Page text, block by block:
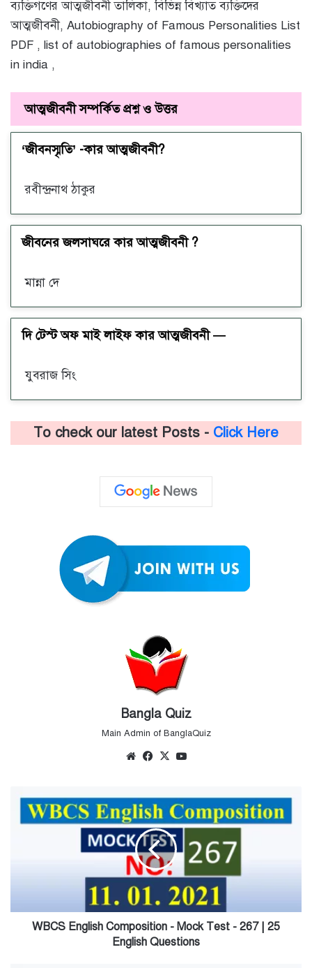
ব্যক্তিগণের আত্মজীবনী তালিকা, বিভিন্ন বিখ্যাত ব্যক্তিদের
আত্মজীবনী, Autobiography of Famous Personalities List
PDF , list of autobiographies of famous personalities
in india ,
আত্মজীবনী সম্পর্কিত প্রশ্ন ও উত্তর
‘জীবনস্মৃতি’ -কার আত্মজীবনী?
রবীন্দ্রনাথ ঠাকুর
জীবনের জলসাঘরে কার আত্মজীবনী ?
মান্না দে
দি টেস্ট অফ মাই লাইফ কার আত্মজীবনী —
যুবরাজ সিং
To check our latest Posts - Click Here
Bangla Quiz
Main Admin of BanglaQuiz
WebsiteFacebook
X
English
Composition
|
WBCS English Composition - Mock Test - 267 | 25
English Questions